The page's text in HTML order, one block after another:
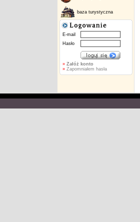
baza turystyczna
E-mail
Hasło
» Załóż konto
»Zapomniałem hasła